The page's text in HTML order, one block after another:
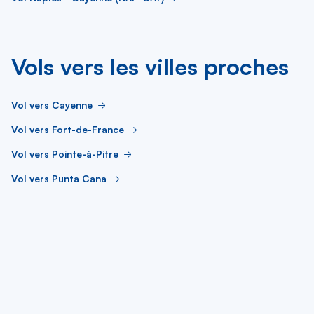
Vols vers les villes proches
Vol vers Cayenne
Vol vers Fort-de-France
Vol vers Pointe-à-Pitre
Vol vers Punta Cana